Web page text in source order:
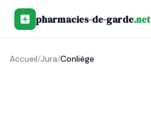
pharmacies-de-garde.net
Accueil/Jura/Conliège